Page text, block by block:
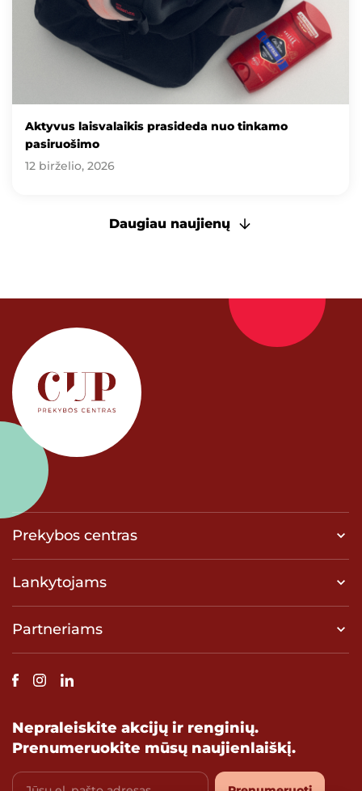
Aktyvus laisvalaikis prasideda nuo tinkamo
pasiruošimo
12 birželio, 2026
Daugiau naujienų
Prekybos centras
Lankytojams
Partneriams
Nepraleiskite akcijų ir renginių.
Prenumeruokite mūsų naujienlaiškį.